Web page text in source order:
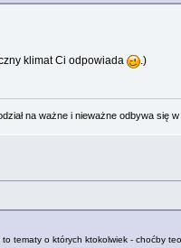
klimat Ci odpowiada .)
na ważne i nieważne odbywa się
tematy o których ktokolwiek - choćby